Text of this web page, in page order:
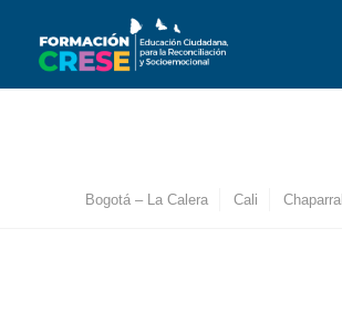
Bogotá – La Calera Cali Chaparral